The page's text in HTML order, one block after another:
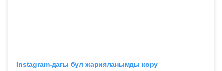
Instagram-дағы бұл жарияланымды көру